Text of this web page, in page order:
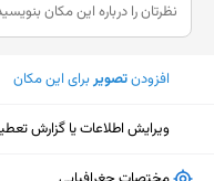
پنجشنبه
جمعه
افزودنتصویربرای این مکان
ویرایش اطلاعات یا گزارش